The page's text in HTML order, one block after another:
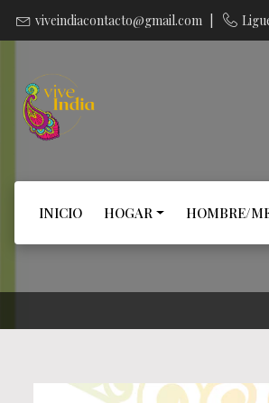
viveindiacontacto@gmail.com
INICIO HOGAR HOMBRE/